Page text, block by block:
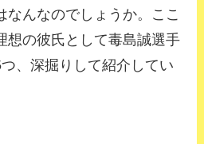
なんなのでしょうか。ここ
想の彼氏として毒島誠選手
、深掘りして紹介してい